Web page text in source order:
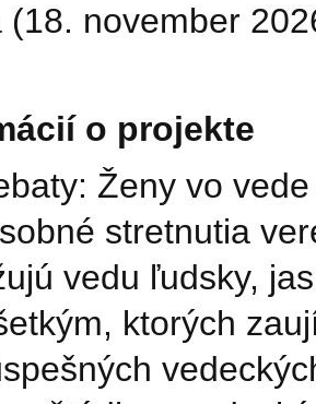
(18. november
o projekte
Ženy vo
stretnutia
vedu ľudsky,
ktorých